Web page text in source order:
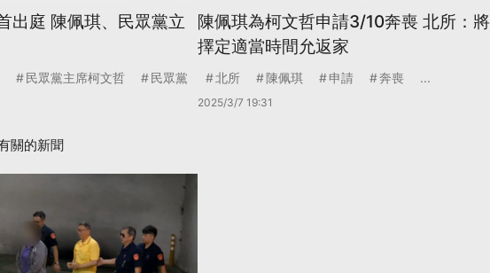
出庭 陳佩琪、民眾黨立
民眾黨主席柯文哲
民眾黨
陳佩琪為柯文哲申請3/10奔喪 北所：將
擇定適當時間允返家
北所 陳佩琪 申請 奔喪 ...
2025/3/7 19:31
關的新聞